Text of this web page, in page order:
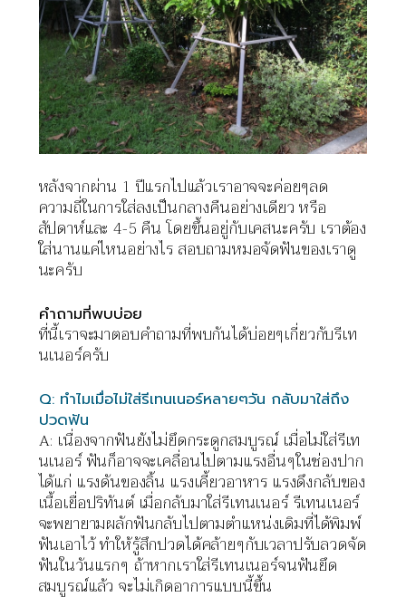
หลังจากผ่าน 1 ปีแรกไปแล้วเราอาจจะค่อยๆลด
ความถี่ในการใส่ลงเป็นกลางคืนอย่างเดียว หรือ
สัปดาห์และ 4-5 คืน โดยขึ้นอยู่กับเคสนะครับ เราต้อง
ใส่นานแค่ไหนอย่างไร สอบถามหมอจัดฟันของเราดู
นะครับ
คำถามที่พบบ่อย
ที่นี้เราจะมาตอบคำถามที่พบกันได้บ่อยๆเกี่ยวกับรีเท
นเนอร์ครับ
Q: ทำไมเมื่อไม่ใส่รีเทนเนอร์หลายๆวัน กลับมาใส่ถึง
ปวดฟัน
A: เนื่องจากฟันยังไม่ยึดกระดูกสมบูรณ์ เมื่อไม่ใส่รีเท
นเนอร์ฟันก็อาจจะเคลื่อนไปตามแรงอื่นๆในช่องปาก
ได้แก่ แรงดันของลิ้น แรงเคี้ยวอาหาร แรงดึงกลับของ
เนื้อเยื่อปริทันต์ เมื่อกลับมาใส่รีเทนเนอร์รีเทนเนอร์
จะพยายามผลักฟันกลับไปตามตำแหน่งเดิมที่ได้พิมพ์
ฟันเอาไว้ทำให้รู้สึกปวดได้คล้ายๆกับเวลาปรับลวดจัด
ฟันในวันแรกๆ ถ้าหากเราใส่รีเทนเนอร์จนฟันยึด
สมบูรณ์แล้ว จะไม่เกิดอาการแบบนี้ขึ้น